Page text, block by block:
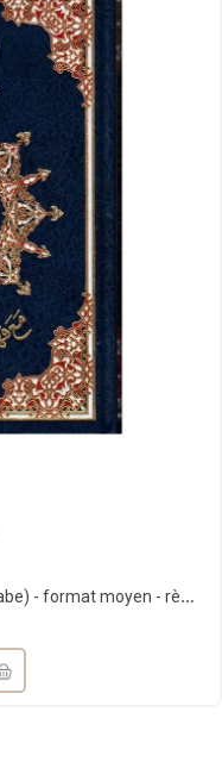
Coran At-Tajwid en Warch - warsh (Arabe) - format moyen - règles en couleur - دار المعرفة